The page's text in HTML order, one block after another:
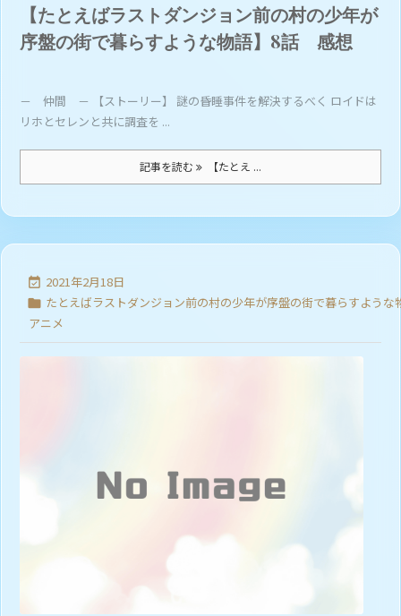
【たとえばラストダンジョン前の村の少年が
序盤の街で暮らすような物語】8話 感想
－ 仲間 － 【ストーリー】 謎の昏睡事件を解決するべく ロイドは
リホとセレンと共に調査を ...
記事を読む 【たとえ ...
 2021年2月18日
 たとえばラストダンジョン前の村の少年が序盤の街で暮らすような
アニメ